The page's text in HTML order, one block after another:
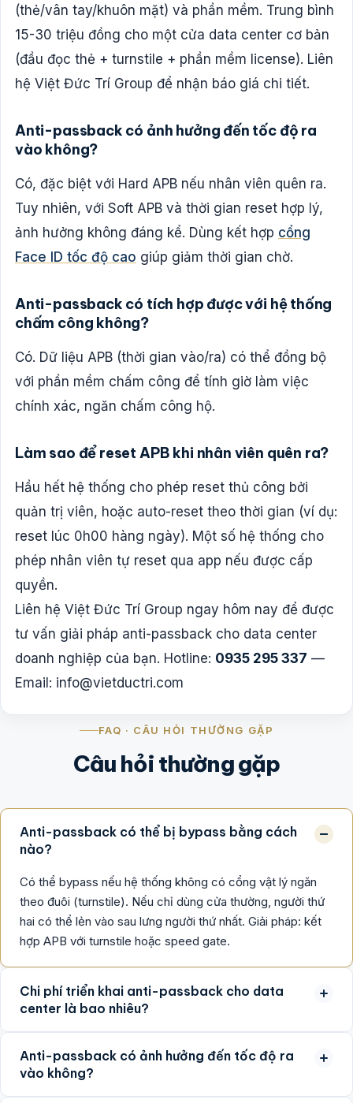
(thẻ/vân tay/khuôn mặt) và phần mềm. Trung bình
15-30 triệu đồng cho một cửa data center cơ bản
(đầu đọc thẻ + turnstile + phần mềm license). Liên
hệ Việt Đức Trí Group để nhận báo giá chi tiết.
Anti-passback có ảnh hưởng đến tốc độ ra
vào không?
Có, đặc biệt với Hard APB nếu nhân viên quên ra.
Tuy nhiên, với Soft APB và thời gian reset hợp lý,
ảnh hưởng không đáng kể. Dùng kết hợp cổng
Face ID tốc độ cao giúp giảm thời gian chờ.
Anti-passback có tích hợp được với hệ thống
chấm công không?
Có. Dữ liệu APB (thời gian vào/ra) có thể đồng bộ
với phần mềm chấm công để tính giờ làm việc
chính xác, ngăn chấm công hộ.
Làm sao để reset APB khi nhân viên quên ra?
Hầu hết hệ thống cho phép reset thủ công bởi
quản trị viên, hoặc auto-reset theo thời gian (ví dụ:
reset lúc 0h00 hàng ngày). Một số hệ thống cho
phép nhân viên tự reset qua app nếu được cấp
quyền.
Liên hệ Việt Đức Trí Group ngay hôm nay để được
tư vấn giải pháp anti-passback cho data center
doanh nghiệp của bạn. Hotline: 0935 295 337 —
Email: info@vietductri.com
FAQ · CÂU HỎI THƯỜNG GẶP
Câu hỏi thường gặp
Anti-passback có thể bị bypass bằng cách
nào?
Có thể bypass nếu hệ thống không có cổng vật lý ngăn
theo đuôi (turnstile). Nếu chỉ dùng cửa thường, người thứ
hai có thể lẻn vào sau lưng người thứ nhất. Giải pháp: kết
hợp APB với turnstile hoặc speed gate.
Chi phí triển khai anti-passback cho data
center là bao nhiêu?
Anti-passback có ảnh hưởng đến tốc độ ra
vào không?